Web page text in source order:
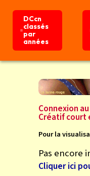
DCcn
classés
par
années
DCcn
classés
par
années
Connexion
Créatif court
Pour la
Pas encore
Cliquer ici